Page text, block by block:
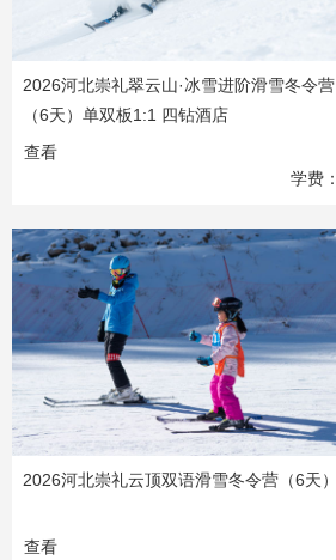
2026河北崇礼翠云山·冰雪进阶滑雪冬令营
（6天）单双板1:1 四钻酒店
学费：
11980
查看
2026河北崇礼云顶双语滑雪冬令营（6天）
查看